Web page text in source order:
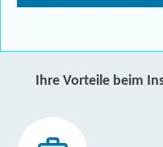
Ihre Vorteile beim